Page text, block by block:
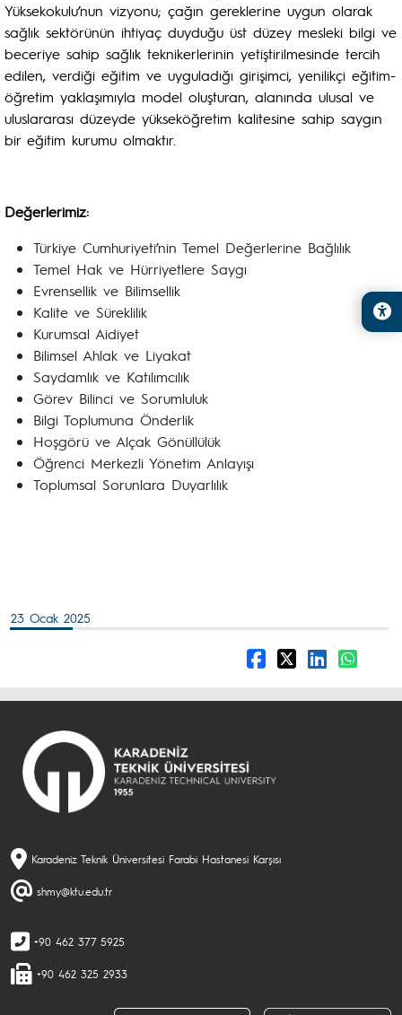
Yüksekokulu’nun vizyonu; çağın gereklerine uygun olarak
sağlık sektörünün ihtiyaç duyduğu üst düzey mesleki bilgi ve
beceriye sahip sağlık teknikerlerinin yetiştirilmesinde tercih
edilen, verdiği eğitim ve uyguladığı girişimci, yenilikçi eğitim-
öğretim yaklaşımıyla model oluşturan, alanında ulusal ve
uluslararası düzeyde yükseköğretim kalitesine sahip saygın
bir eğitim kurumu olmaktır.
Değerlerimiz:
Türkiye Cumhuriyeti’nin Temel Değerlerine Bağlılık
Temel Hak ve Hürriyetlere Saygı
Evrensellik ve Bilimsellik
Kalite ve Süreklilik
Kurumsal Aidiyet
Bilimsel Ahlak ve Liyakat
Saydamlık ve Katılımcılık
Görev Bilinci ve Sorumluluk
Bilgi Toplumuna Önderlik
Hoşgörü ve Alçak Gönüllülük
Öğrenci Merkezli Yönetim Anlayışı
Toplumsal Sorunlara Duyarlılık
23 Ocak 2025
Karadeniz Teknik Üniversitesi Farabi Hastanesi Karşısı
shmy@ktu.edu.tr
+90 462 377 5925
+90 462 325 2933